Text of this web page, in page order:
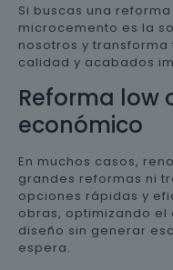
Si buscas una
microcemento es la
nosotros y
calidad y acabados
Reforma low
económico
En muchos casos,
grandes reformas ni
opciones rápidas y
obras, optimizando el
diseño sin generar
espera.